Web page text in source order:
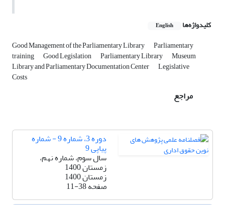
کلیدواژه‌ها English
Good Management of the Parliamentary Library Parliamentary
training Good Legislation Parliamentary Library Museum
Library and Parliamentary Documentation Center Legislative
Costs
مراجع
دوره 3، شماره 9 - شماره
پیاپی 9
سال سوم، شماره نهم،
زمستان 1400
زمستان 1400
صفحه11-38